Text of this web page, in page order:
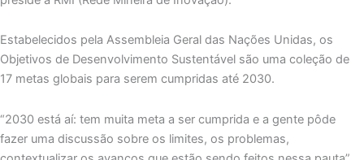
Estabelecidos pela Assembleia Geral das Nações Unidas, os
Objetivos de Desenvolvimento Sustentável são uma coleção de
17 metas globais para serem cumpridas até 2030.
“2030 está aí: tem muita meta a ser cumprida e a gente pôde
fazer uma discussão sobre os limites, os problemas,